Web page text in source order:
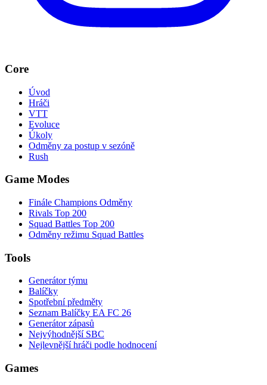
Core
Úvod
Hráči
VTT
Evoluce
Úkoly
Odměny za postup v sezóně
Rush
Game Modes
Finále Champions Odměny
Rivals Top 200
Squad Battles Top 200
Odměny režimu Squad Battles
Tools
Generátor týmu
Balíčky
Spotřební předměty
Seznam Balíčky EA FC 26
Generátor zápasů
Nejvýhodnější SBC
Nejlevnější hráči podle hodnocení
Games